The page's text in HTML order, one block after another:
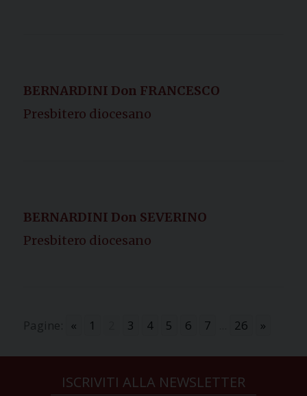
BERNARDINI Don FRANCESCO
Presbitero diocesano
BERNARDINI Don SEVERINO
Presbitero diocesano
Pagine: « 1 3 4 5 6 7 26 »
ISCRIVITI ALLA NEWSLETTER